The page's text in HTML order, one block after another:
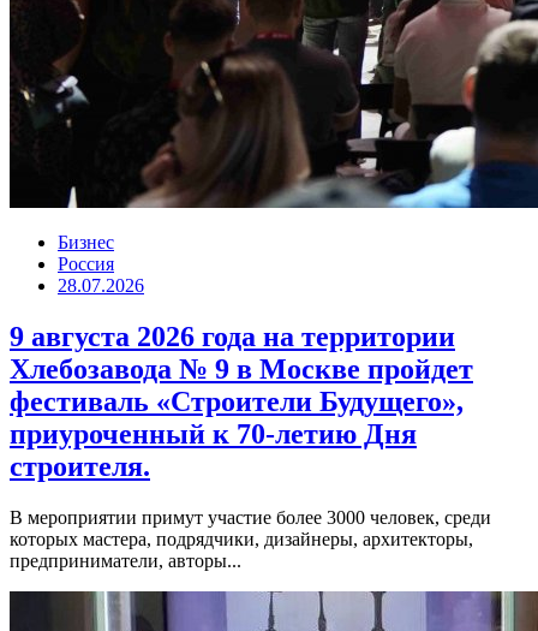
Бизнес
Россия
28.07.2026
9 августа 2026 года на территории
Хлебозавода № 9 в Москве пройдет
фестиваль «Строители Будущего»,
приуроченный к 70-летию Дня
строителя.
В мероприятии примут участие более 3000 человек, среди
которых мастера, подрядчики, дизайнеры, архитекторы,
предприниматели, авторы...